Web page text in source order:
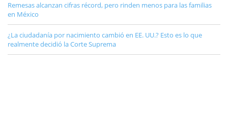
Remesas alcanzan cifras récord, pero rinden menos para las familias
en México
¿La ciudadanía por nacimiento cambió en EE. UU.? Esto es lo que
realmente decidió la Corte Suprema